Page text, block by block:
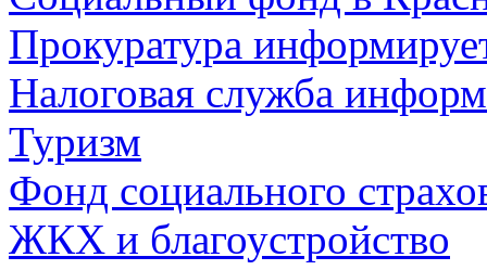
Прокуратура
Налоговая служба
Туризм
Фонд социального
ЖКХ и благоустройство